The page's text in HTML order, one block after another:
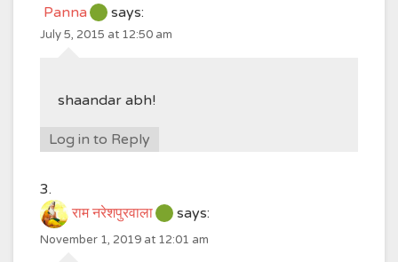
Panna says:
July 5, 2015 at 12:50 am
shaandar abh!
Log in to Reply
राम नरेशपुरवाला says:
November 1, 2019 at 12:01 am